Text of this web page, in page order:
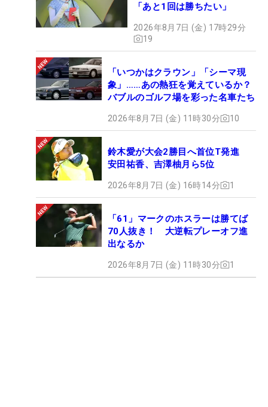
「あと1回は勝ちたい」
2026年8月7日 (金) 17時29分
19
「いつかはクラウン」「シーマ現
象」……あの熱狂を覚えているか？
バブルのゴルフ場を彩った名車たち
2026年8月7日 (金) 11時30分 10
鈴木愛が大会2勝目へ首位T発進
安田祐香、吉澤柚月ら5位
2026年8月7日 (金) 16時14分 1
「61」マークのホスラーは勝てば
70人抜き！ 大逆転プレーオフ進
出なるか
2026年8月7日 (金) 11時30分 1